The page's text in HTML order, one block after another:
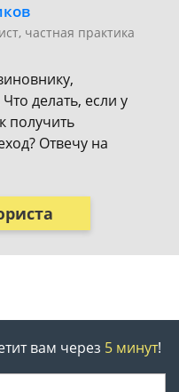
частная практика
делать, если у
получить
Отвечу на
вам через 5 минут!